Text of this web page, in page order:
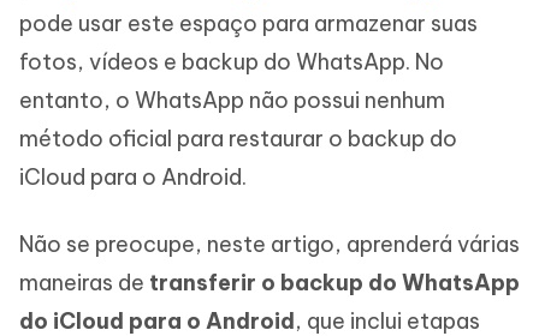
pode usar este espaço para armazenar suas
fotos, vídeos e backup do WhatsApp. No
entanto, o WhatsApp não possui nenhum
método oficial para restaurar o backup do
iCloud para o Android.
Não se preocupe, neste artigo, aprenderá várias
maneiras de transferir o backup do WhatsApp
do iCloud para o Android, que inclui etapas